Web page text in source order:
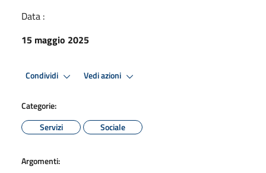
Data :
15 maggio 2025
Condividi Vedi azioni
Categorie:
Servizi
Sociale
Argomenti: